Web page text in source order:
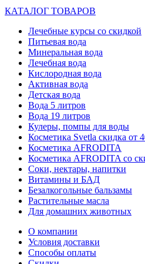
КАТАЛОГ ТОВАРОВ
Лечебные курсы со скидкой
Питьевая вода
Минеральная вода
Лечебная вода
Кислородная вода
Активная вода
Детская вода
Вода 5 литров
Вода 19 литров
Кулеры, помпы для воды
Косметика Svetla скидка от
Косметика AFRODITA
Косметика AFRODITA со
Соки, нектары, напитки
Витамины и БАД
Безалкогольные бальзамы
Растительные масла
Для домашних животных
О компании
Условия доставки
Способы оплаты